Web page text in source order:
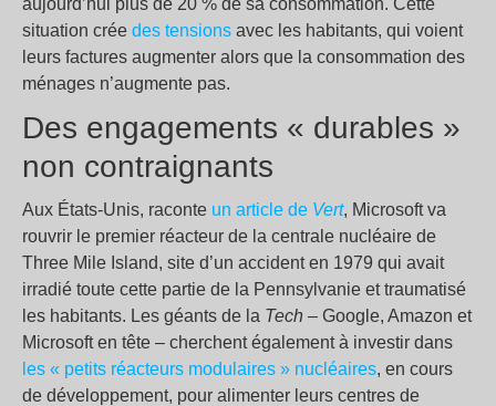
situation crée des tensions avec les habitants, qui voient
leurs factures augmenter alors que la consommation des
ménages n’augmente pas.
Des engagements « durables »
non contraignants
Aux États-Unis, raconte un article de Vert, Microsoft va
rouvrir le premier réacteur de la centrale nucléaire de
Three Mile Island, site d’un accident en 1979 qui avait
irradié toute cette partie de la Pennsylvanie et traumatisé
les habitants. Les géants de la Tech – Google, Amazon et
Microsoft en tête – cherchent également à investir dans
les « petits réacteurs modulaires » nucléaires, en cours
de développement, pour alimenter leurs centres de